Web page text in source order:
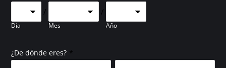
Día
/
Mes
/
Año
¿De dónde eres? *